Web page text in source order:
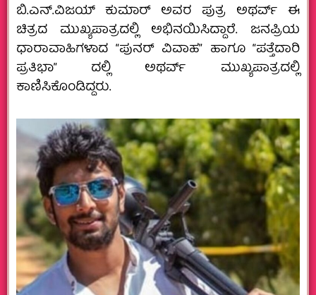
ಬಿ.ಎನ್.ವಿಜಯ್ ಕುಮಾರ್ ಅವರ ಪುತ್ರ ಅಥರ್ವ್ ಈ
ಚಿತ್ರದ ಮುಖ್ಯಪಾತ್ರದಲ್ಲಿ ಅಭಿನಯಿಸಿದ್ದಾರೆ. ಜನಪ್ರಿಯ
ಧಾರಾವಾಹಿಗಳಾದ “ಪುನರ್ ವಿವಾಹ” ಹಾಗೂ “ಪತ್ತೆದಾರಿ
ಪ್ರತಿಭಾ” ದಲ್ಲಿ ಅಥರ್ವ್ ಮುಖ್ಯಪಾತ್ರದಲ್ಲಿ
ಕಾಣಿಸಿಕೊಂಡಿದ್ದರು.